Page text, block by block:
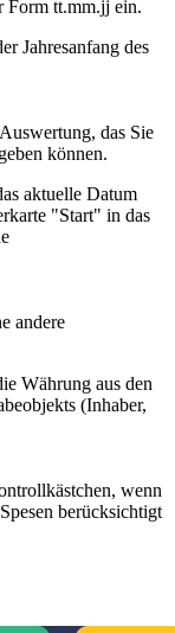
Form tt.mm.jj ein.
Jahresanfang des
das Sie
können.
aktuelle Datum
"Start" in das
andere
Währung aus den
(Inhaber,
wenn
berücksichtigt